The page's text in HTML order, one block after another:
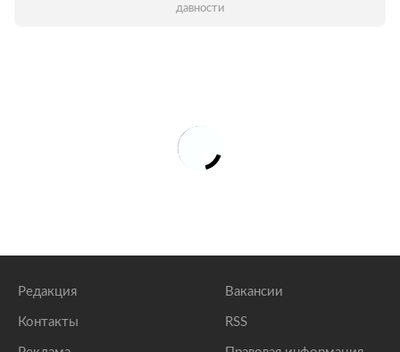
давности
Редакция
Контакты
Вакансии
RSS